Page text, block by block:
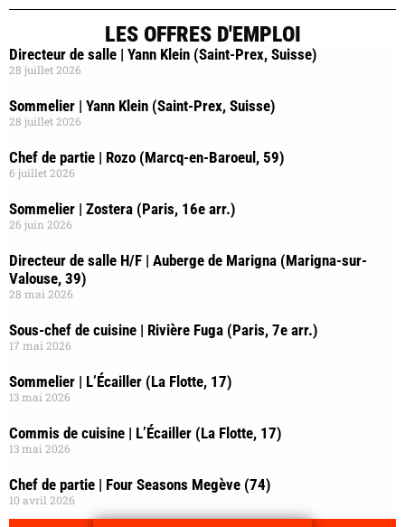
LES OFFRES D'EMPLOI
Directeur de salle | Yann Klein (Saint-Prex, Suisse)
28 juillet 2026
Sommelier | Yann Klein (Saint-Prex, Suisse)
28 juillet 2026
Chef de partie | Rozo (Marcq-en-Baroeul, 59)
6 juillet 2026
Sommelier | Zostera (Paris, 16e arr.)
26 juin 2026
Directeur de salle H/F | Auberge de Marigna (Marigna-sur-
Valouse, 39)
28 mai 2026
Sous-chef de cuisine | Rivière Fuga (Paris, 7e arr.)
17 mai 2026
Sommelier | L’Écailler (La Flotte, 17)
13 mai 2026
Commis de cuisine | L’Écailler (La Flotte, 17)
13 mai 2026
Chef de partie | Four Seasons Megève (74)
10 avril 2026